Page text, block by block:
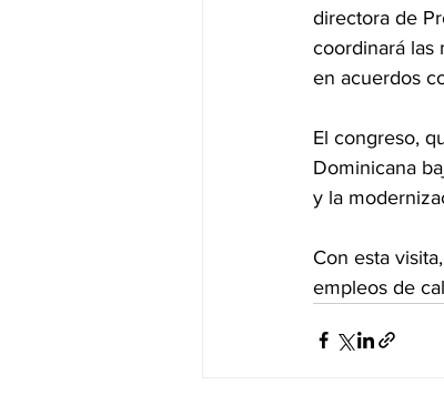
directora de
coordinará las
en acuerdos
El congreso,
Dominicana
y la
Con esta
empleos de